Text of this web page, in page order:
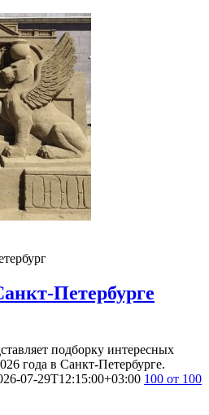
Петербурге
подборку интересных
года в Санкт-Петербурге.
07-29T12:15:00+03:00 100 от 100